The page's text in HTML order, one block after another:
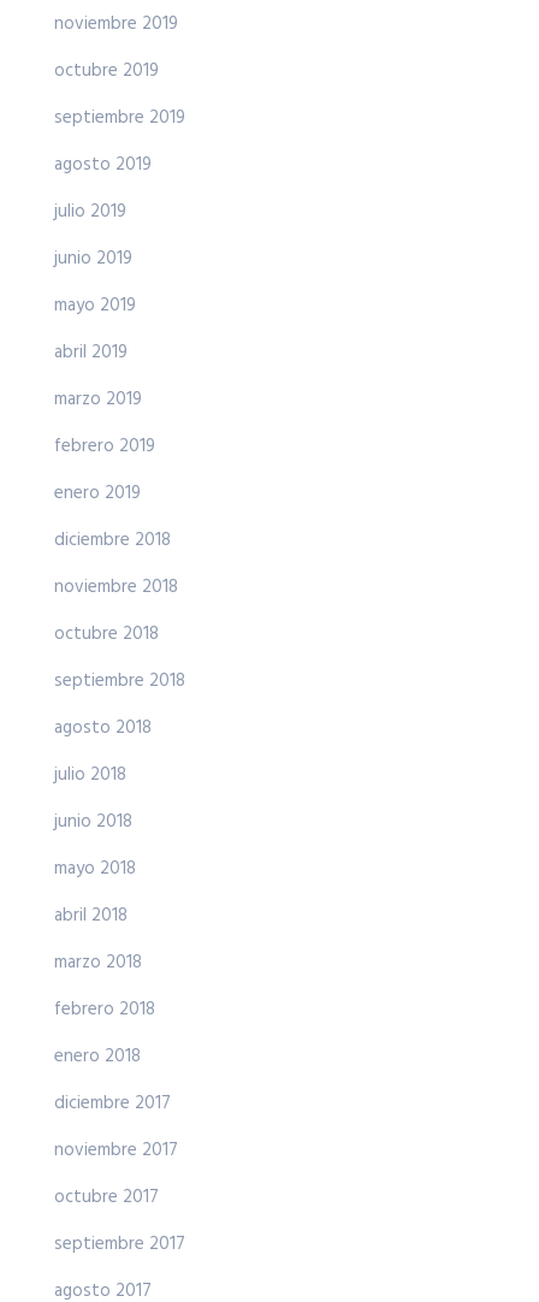
noviembre 2019
octubre 2019
septiembre 2019
agosto 2019
julio 2019
junio 2019
mayo 2019
abril 2019
marzo 2019
febrero 2019
enero 2019
diciembre 2018
noviembre 2018
octubre 2018
septiembre 2018
agosto 2018
julio 2018
junio 2018
mayo 2018
abril 2018
marzo 2018
febrero 2018
enero 2018
diciembre 2017
noviembre 2017
octubre 2017
septiembre 2017
agosto 2017